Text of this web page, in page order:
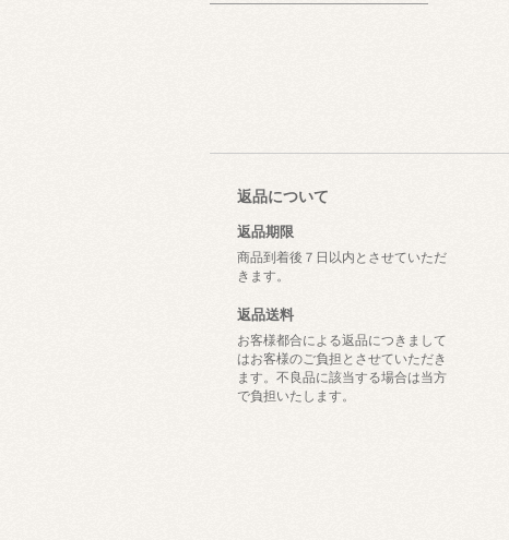
返品について
返品期限
商品到着後７日以内とさせていただ
きます。
返品送料
お客様都合による返品につきまして
はお客様のご負担とさせていただき
ます。不良品に該当する場合は当方
で負担いたします。